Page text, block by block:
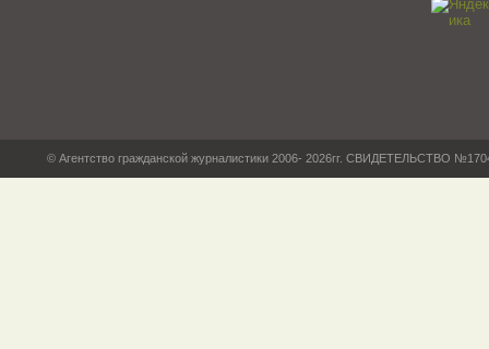
© Агентство гражданской журналистики 2006- 2026гг. СВИДЕТЕЛЬСТВО